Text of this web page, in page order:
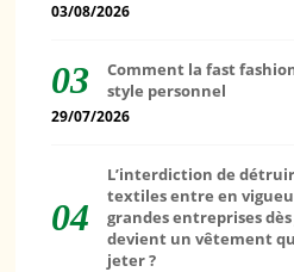
03/08/2026
Comment la fast
style personnel
29/07/2026
L’interdiction de
textiles entre en
grandes entreprises
devient un vêtement
jeter ?